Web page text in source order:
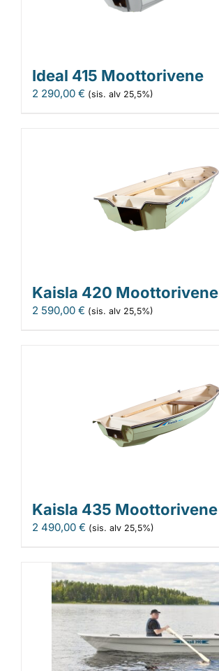
Ideal 415 Moottorivene
2 290,00 € (sis. alv 25,5%)
Kaisla 420 Moottorivene
2 590,00 € (sis. alv 25,5%)
Kaisla 435 Moottorivene
2 490,00 € (sis. alv 25,5%)